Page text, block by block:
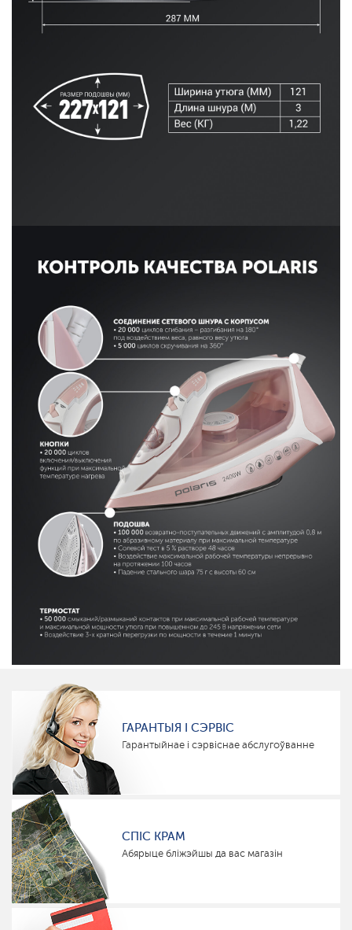
ГАРАНТЫЯ І СЭРВІС
Гарантыйнае і сэрвіснае абслугоўванне
СПІС КРАМ
Абярыце бліжэйшы да вас магазін